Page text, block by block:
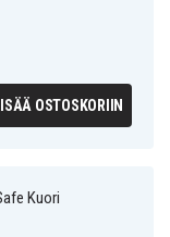
OSTOSKORIIN
Kuori